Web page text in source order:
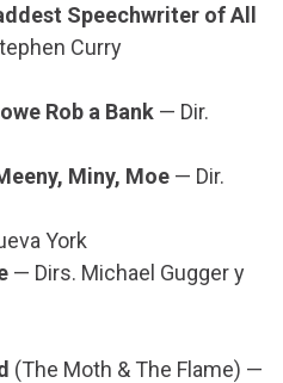
Speechwriter of All
Curry
Rob a Bank — Dir.
Miny, Moe — Dir.
York
— Dirs. Michael Gugger y
(The Moth & The Flame) —